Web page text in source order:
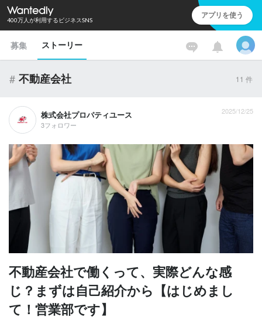
400万人が利用するビジネスSNS アプリを使う
募集 ストーリー
# 不動産会社 11 件
株式会社プロパティユース
3フォロワー
2025/12/25
不動産会社で働くって、実際どんな感
じ？まずは自己紹介から【はじめまし
て！営業部です】